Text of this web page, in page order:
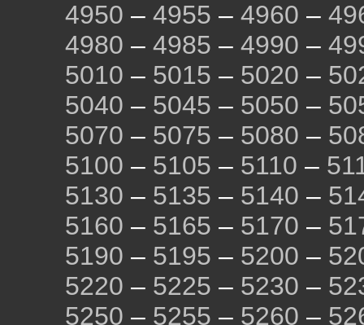
4950 – 4955 – 4960 –
4980 – 4985 – 4990 –
5010 – 5015 – 5020 –
5040 – 5045 – 5050 –
5070 – 5075 – 5080 –
5100 – 5105 – 5110 –
5130 – 5135 – 5140 –
5160 – 5165 – 5170 –
5190 – 5195 – 5200 –
5220 – 5225 – 5230 –
5250 – 5255 – 5260 –